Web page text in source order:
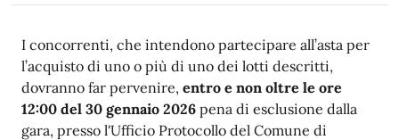
Descrizione
I concorrenti, che intendono partecipare all’asta per
l’acquisto di uno o più di uno dei lotti descritti,
dovranno far pervenire, entro e non oltre le ore
12:00 del 30 gennaio 2026 pena di esclusione dalla
gara, presso l'Ufficio Protocollo del Comune di